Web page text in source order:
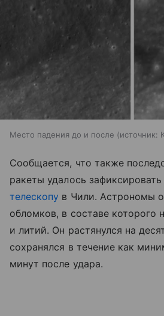
Место падения до и после источник:
Сообщается, что также
ракеты удалось
телескопу в Чили. Астрономы
обломков, в составе которого
и литий. Он растянулся на
сохранялся в течение как
минут после удара.